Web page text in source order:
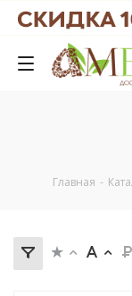
Главная -